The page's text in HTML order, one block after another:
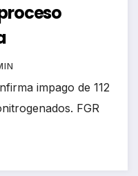
impago de 112
FGR